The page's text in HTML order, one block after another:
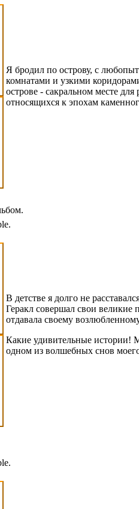
Я бродил по острову, с
комнатами и узкими
острове - сакральном месте
относящихся к эпохам
В детстве я долго не
Геракл совершал свои
отдавала своему
Какие удивительные истории!
одном из волшебных снов